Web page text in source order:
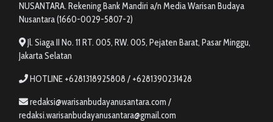
NUSANTARA. Rekening Bank Mandiri a/n Media Warisan Budaya
Nusantara (1660-0029-5807-2)
Jl. Siaga II No. 11 RT. 005, RW. 005, Pejaten Barat, Pasar Minggu,
Jakarta Selatan
HOTLINE +6281318925808 / +6281390231428
redaksi@warisanbudayanusantara.com /
redaksi.warisanbudayanusantara@gmail.com